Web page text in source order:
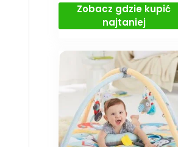
Zobacz gdzie kupić
najtaniej